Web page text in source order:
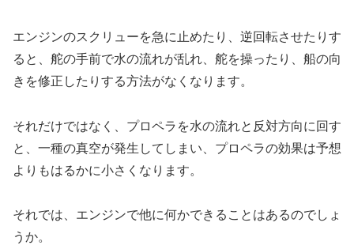
エンジンのスクリューを急に止めたり、逆回転させたりす
ると、舵の手前で水の流れが乱れ、舵を操ったり、船の向
きを修正したりする方法がなくなります。
それだけではなく、プロペラを水の流れと反対方向に回す
と、一種の真空が発生してしまい、プロペラの効果は予想
よりもはるかに小さくなります。
それでは、エンジンで他に何かできることはあるのでしょ
うか。